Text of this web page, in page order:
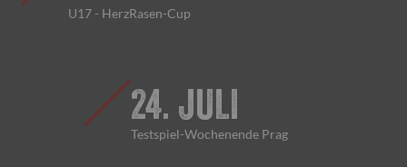
U17 - HerzRasen-Cup
24. JULI
Testspiel-Wochenende Prag